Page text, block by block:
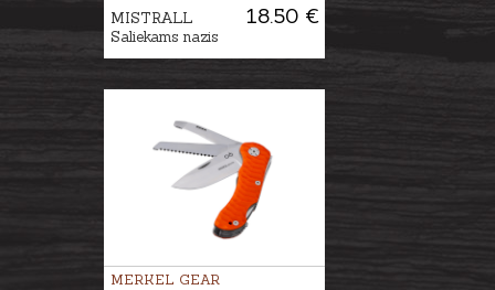
18.50 €
MISTRALL
Saliekams nazis
MERKEL GEAR